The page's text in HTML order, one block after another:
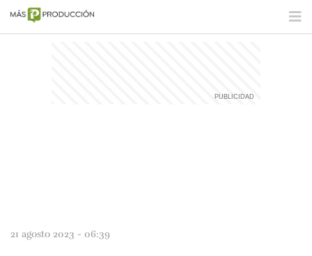
21 agosto 2023 - 06:39